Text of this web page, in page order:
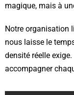
magique, mais à
Notre organisation
nous laisse le
densité réelle
accompagner